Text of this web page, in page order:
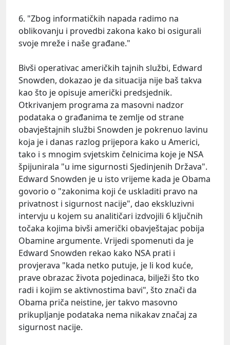
6. "Zbog informatičkih napada radimo na
oblikovanju i provedbi zakona kako bi osigurali
svoje mreže i naše građane."
Bivši operativac američkih tajnih službi, Edward
Snowden, dokazao je da situacija nije baš takva
kao što je opisuje američki predsjednik.
Otkrivanjem programa za masovni nadzor
podataka o građanima te zemlje od strane
obavještajnih službi Snowden je pokrenuo lavinu
koja je i danas razlog prijepora kako u Americi,
tako i s mnogim svjetskim čelnicima koje je NSA
špijunirala "u ime sigurnosti Sjedinjenih Država".
Edward Snowden je u isto vrijeme kada je Obama
govorio o "zakonima koji će uskladiti pravo na
privatnost i sigurnost nacije", dao ekskluzivni
intervju u kojem su analitičari izdvojili 6 ključnih
točaka kojima bivši američki obavještajac pobija
Obamine argumente. Vrijedi spomenuti da je
Edward Snowden rekao kako NSA prati i
provjerava "kada netko putuje, je li kod kuće,
prave obrazac života pojedinaca, bilježi što tko
radi i kojim se aktivnostima bavi", što znači da
Obama priča neistine, jer takvo masovno
prikupljanje podataka nema nikakav značaj za
sigurnost nacije.